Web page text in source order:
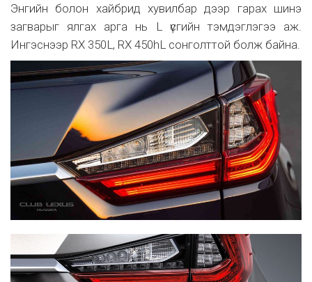
Энгийн болон хайбрид хувилбар дээр гарах шинэ
загварыг ялгах арга нь L үсгийн тэмдэглэгээ аж.
Ингэснээр RX 350L, RX 450hL сонголттой болж байна.